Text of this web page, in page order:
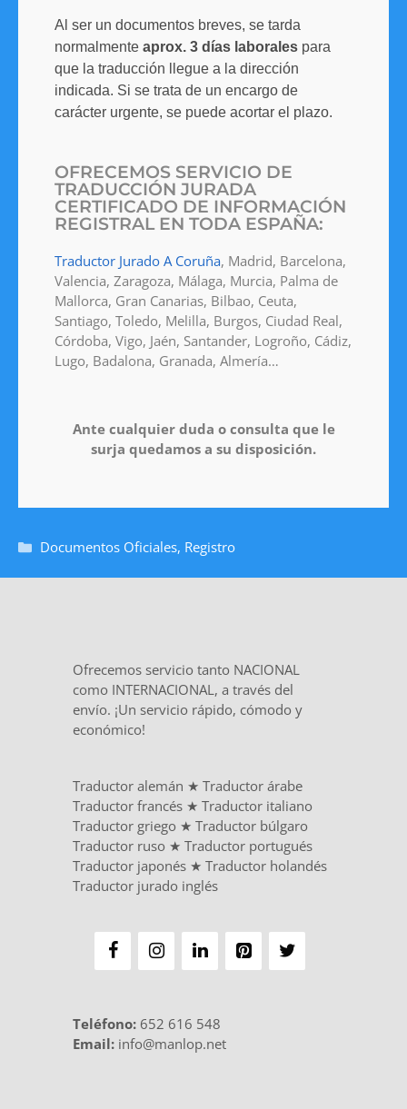
Al ser un documentos breves, se tarda
normalmente aprox. 3 días laborales para
que la traducción llegue a la dirección
indicada. Si se trata de un encargo de
carácter urgente, se puede acortar el plazo.
OFRECEMOS SERVICIO DE
TRADUCCIÓN JURADA
CERTIFICADO DE INFORMACIÓN
REGISTRAL EN TODA ESPAÑA:
Traductor Jurado A Coruña, Madrid, Barcelona,
Valencia, Zaragoza, Málaga, Murcia, Palma de
Mallorca, Gran Canarias, Bilbao, Ceuta,
Santiago, Toledo, Melilla, Burgos, Ciudad Real,
Córdoba, Vigo, Jaén, Santander, Logroño, Cádiz,
Lugo, Badalona, Granada, Almería…
Ante cualquier duda o consulta que le
surja quedamos a su disposición.
Documentos Oficiales, Registro
Ofrecemos servicio tanto NACIONAL
como INTERNACIONAL, a través del
envío. ¡Un servicio rápido, cómodo y
económico!
Traductor alemán ★ Traductor árabe
Traductor francés ★ Traductor italiano
Traductor griego ★ Traductor búlgaro
Traductor ruso ★ Traductor portugués
Traductor japonés ★ Traductor holandés
Traductor jurado inglés
Teléfono: 652 616 548
Email: info@manlop.net